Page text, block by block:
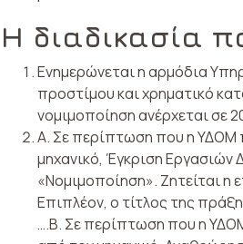
Η διαδικασία
Ενημερώνεται η αρμόδια
προστίμου και χρηματικό
νομιμοποίηση ανέρχεται σε
Α. Σε περίπτωση που η ΥΔΟΜ
μηχανικό, Έγκριση Εργασιών
«Νομιμοποίηση». Ζητείται
Επιπλέον, ο τίτλος της
….Β. Σε περίπτωση που η